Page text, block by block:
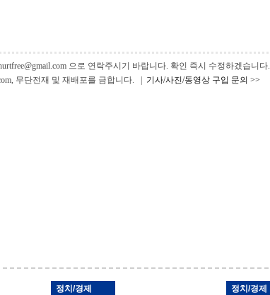
으로 연락주시기 바랍니다. 확인 즉시 수정하겠습니다.
무단전재 및 재배포를 금합니다. | 기사/사진/동영상 구입 문의 >>
정치/경제 정치/경제